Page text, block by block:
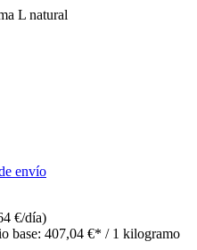
L natural
envío
€/día)
base: 407,04 €* / 1 kilogramo